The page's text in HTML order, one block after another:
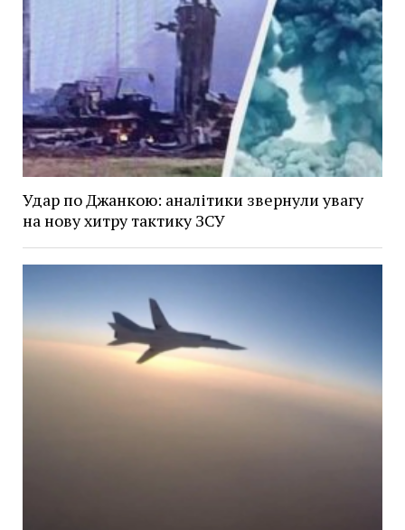
Удар по Джанкою: аналітики звернули увагу
на нову хитру тактику ЗСУ